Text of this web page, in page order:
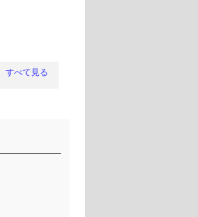
すべて見る